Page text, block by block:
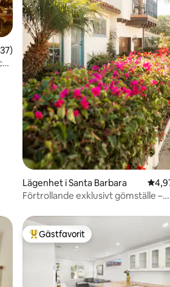
i genomsnittligt betyg, 237 omdömen
Lägenhet i Santa Barbara 4,97
Förtrollande exklusivt gömställe –
Populär gästfavorit
Gästfavorit